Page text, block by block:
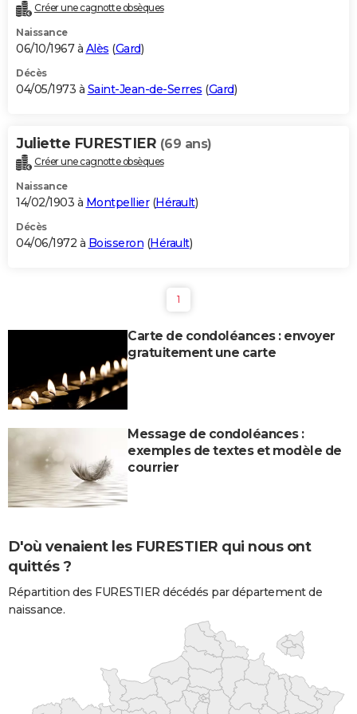
Créer une cagnotte obsèques
Naissance
06/10/1967 à Alès (Gard)
Décès
04/05/1973 à Saint-Jean-de-Serres (Gard)
Juliette FURESTIER (69 ans)
Créer une cagnotte obsèques
Naissance
14/02/1903 à Montpellier(Hérault)
Décès
04/06/1972 à Boisseron (Hérault)
1
Carte de condoléances : envoyer
gratuitement une carte
Message de condoléances :
exemples de textes et modèle de
courrier
D'où venaient les FURESTIER qui nous ont
quittés ?
Répartition des FURESTIER décédés par département de
naissance.